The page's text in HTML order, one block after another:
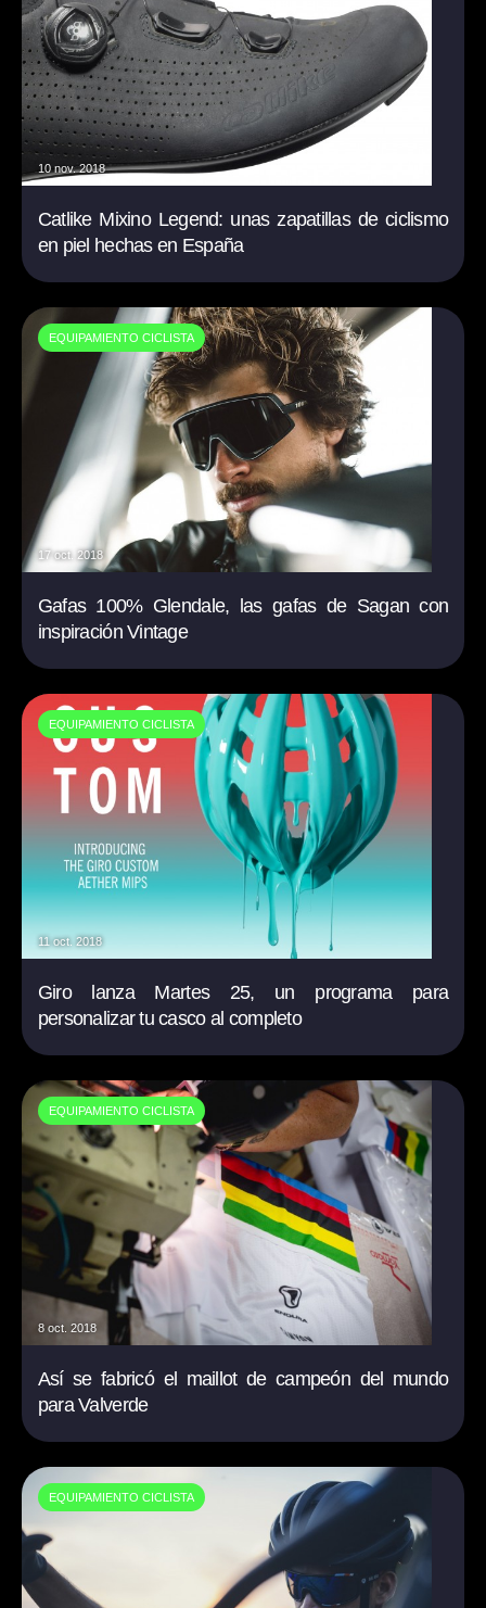
10 nov. 2018
Catlike Mixino Legend: unas zapatillas de ciclismo
en piel hechas en España
EQUIPAMIENTO CICLISTA
17 oct. 2018
Gafas 100% Glendale, las gafas de Sagan con
inspiración Vintage
EQUIPAMIENTO CICLISTA
11 oct. 2018
Giro lanza Martes 25, un programa para
personalizar tu casco al completo
EQUIPAMIENTO CICLISTA
8 oct. 2018
Así se fabricó el maillot de campeón del mundo
para Valverde
EQUIPAMIENTO CICLISTA